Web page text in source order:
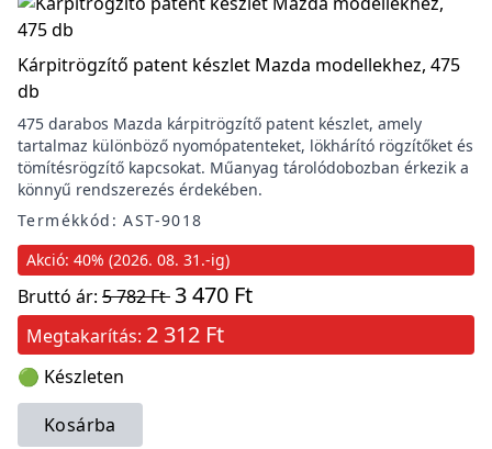
Kárpitrögzítő patent készlet Mazda modellekhez, 475
db
475 darabos Mazda kárpitrögzítő patent készlet, amely
tartalmaz különböző nyomópatenteket, lökhárító rögzítőket és
tömítésrögzítő kapcsokat. Műanyag tárolódobozban érkezik a
könnyű rendszerezés érdekében.
Termékkód: AST-9018
Akció: 40% (2026. 08. 31.-ig)
Bruttó ár: 5 782 Ft3 470 Ft
Megtakarítás: 2 312 Ft
🟢 Készleten
Kosárba